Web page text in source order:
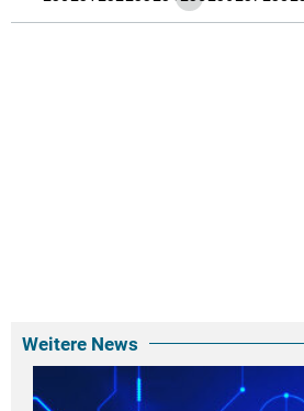
Weitere News